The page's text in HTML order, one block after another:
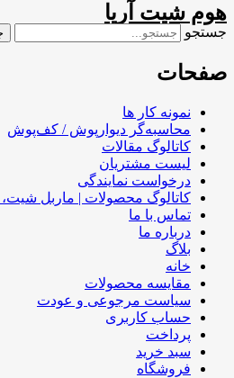
هوم شیت آریا
جستجو
صفحات
نمونه کار ها
محاسبه‌گر دیوارپوش / کف‌پوش
کاتالوگ مقالات
لیست مشتریان
درخواست نمایندگی
کاتالوگ محصولات | ماربل
تماس با ما
درباره ما
بلاگ
خانه
مقایسه محصولات
سیاست مرجوعی و عودت
حساب کاربری
پرداخت
سبد خرید
فروشگاه